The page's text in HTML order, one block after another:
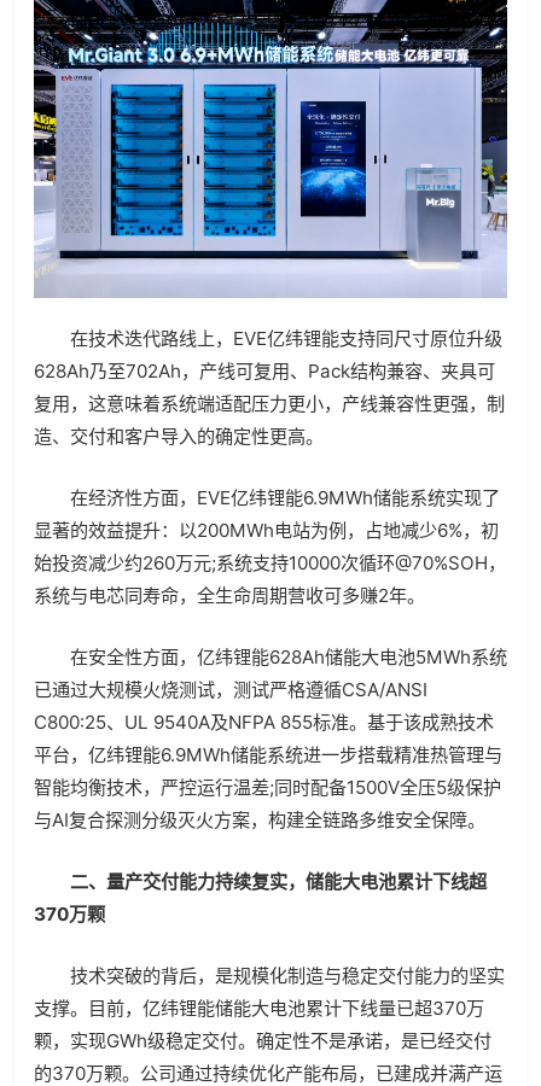
在技术迭代路线上，EVE亿纬锂能支持同尺寸原位升级
628Ah乃至702Ah，产线可复用、Pack结构兼容、夹具可
复用，这意味着系统端适配压力更小，产线兼容性更强，制
造、交付和客户导入的确定性更高。
在经济性方面，EVE亿纬锂能6.9MWh储能系统实现了
显著的效益提升：以200MWh电站为例，占地减少6%，初
始投资减少约260万元;系统支持10000次循环@70%SOH，
系统与电芯同寿命，全生命周期营收可多赚2年。
在安全性方面，亿纬锂能628Ah储能大电池5MWh系统
已通过大规模火烧测试，测试严格遵循CSA/ANSI
C800:25、UL 9540A及NFPA 855标准。基于该成熟技术
平台，亿纬锂能6.9MWh储能系统进一步搭载精准热管理与
智能均衡技术，严控运行温差;同时配备1500V全压5级保护
与AI复合探测分级灭火方案，构建全链路多维安全保障。
二、量产交付能力持续复实，储能大电池累计下线超
370万颗
技术突破的背后，是规模化制造与稳定交付能力的坚实
支撑。目前，亿纬锂能储能大电池累计下线量已超370万
颗，实现GWh级稳定交付。确定性不是承诺，是已经交付
的370万颗。公司通过持续优化产能布局，已建成并满产运